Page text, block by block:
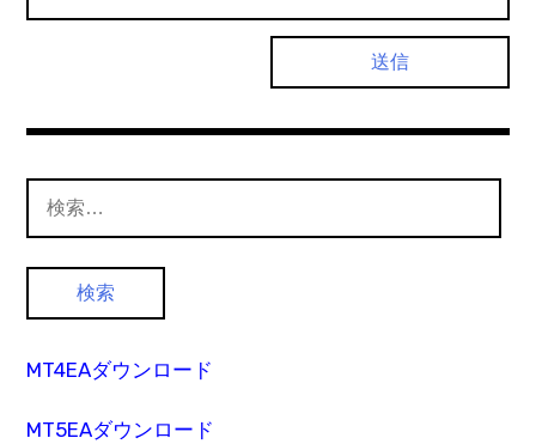
索:
MT4EAダウンロード
MT5EAダウンロード